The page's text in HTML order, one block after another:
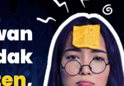
yang ditetapkan